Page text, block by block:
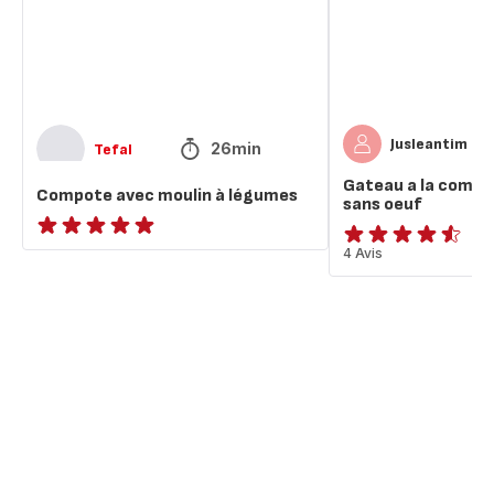
Tefal 26min
Compote avec moulin à légumes
ratings.NaN
Jusleantim
Gateau a la
sans oeuf
ratings.4.5
4 Avis